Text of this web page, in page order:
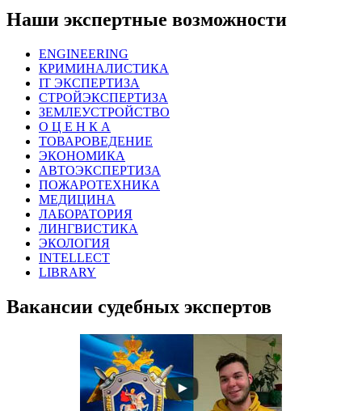
Наши экспертные возможности
ENGINEERING
КРИМИНАЛИСТИКА
IT ЭКСПЕРТИЗА
СТРОЙЭКСПЕРТИЗА
ЗЕМЛЕУСТРОЙСТВО
О Ц Е Н К А
ТОВАРОВЕДЕНИЕ
ЭКОНОМИКА
АВТОЭКСПЕРТИЗА
ПОЖАРОТЕХНИКА
МЕДИЦИНА
ЛАБОРАТОРИЯ
ЛИНГВИСТИКА
ЭКОЛОГИЯ
INTELLECT
LIBRARY
Вакансии судебных экспертов